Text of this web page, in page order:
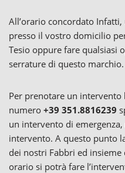
All’orario concordato
presso il vostro domicilio
Tesio oppure fare qualsiasi
serrature di questo marchio.
Per prenotare un
numero +39 351.8816239
un intervento di
intervento. A questo punto
dei nostri Fabbri ed
orario si potrà fare